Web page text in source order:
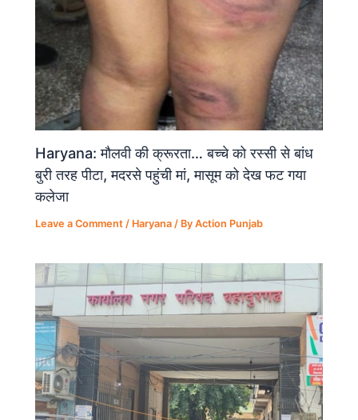
Haryana: मौलवी की क्रूरता… बच्चे को रस्सी से बांध
बुरी तरह पीटा, मदरसे पहुंची मां, मासूम को देख फट गया
कलेजा
Leave a Comment / Haryana / ByAction Punjab